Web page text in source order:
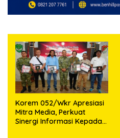
‎Korem 052/Wkr Apresiasi
Mitra Media, Perkuat
Sinergi Informasi Kepada